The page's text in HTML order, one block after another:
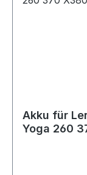
Akku für
Yoga 260